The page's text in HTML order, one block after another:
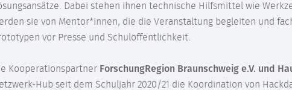
Dabei stehen ihnen technische Hilfsmittel wie
sie von Mentor*innen, die die Veranstaltung begleiten und
vor Presse und Schulöffentlichkeit.
Kooperationspartner ForschungRegion Braunschweig e.V. und
Hub seit dem Schuljahr 2020/21 die Koordination von